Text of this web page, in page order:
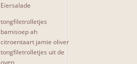
Eiersalade
tongfiletrolletjes
bamisoep ah
citroentaart jamie oliver
tongfiletrolletjes uit de
oven